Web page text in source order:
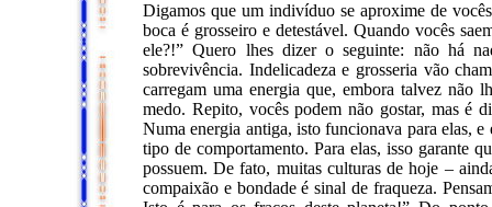
Digamos que um indivíduo se aproxime de
boca é grosseiro e detestável. Quando vocês
ele?!” Quero lhes dizer o seguinte: não há
sobrevivência. Indelicadeza e grosseria vão
carregam uma energia que, embora talvez não
medo. Repito, vocês podem não gostar, mas é
Numa energia antiga, isto funcionava para elas, e
tipo de comportamento. Para elas, isso garante
possuem. De fato, muitas culturas de hoje –
compaixão e bondade é sinal de fraqueza.